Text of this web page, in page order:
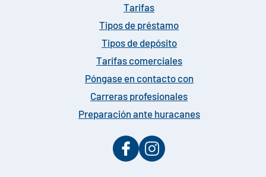
Tarifas
Tipos de préstamo
Tipos de depósito
Tarifas comerciales
Póngase en contacto con
Carreras profesionales
Preparación ante huracanes